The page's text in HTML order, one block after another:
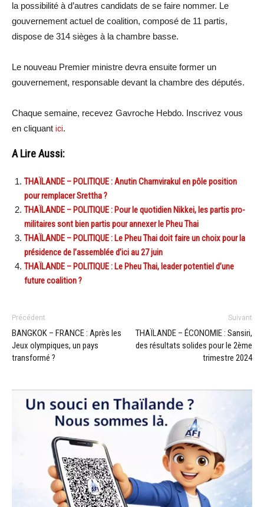
la possibilité à d’autres candidats de se faire nommer. Le
gouvernement actuel de coalition, composé de 11 partis,
dispose de 314 sièges à la chambre basse.
Le nouveau Premier ministre devra ensuite former un
gouvernement, responsable devant la chambre des députés.
Chaque semaine, recevez Gavroche Hebdo. Inscrivez vous
en cliquant ici.
A Lire Aussi:
THAÏLANDE – POLITIQUE : Anutin Charnvirakul en pôle position
pour remplacer Srettha ?
THAÏLANDE – POLITIQUE : Pour le quotidien Nikkei, les partis pro-
militaires sont bien partis pour annexer le Pheu Thai
THAÏLANDE – POLITIQUE : Le Pheu Thai doit faire un choix pour la
présidence de l’assemblée d’ici au 27 juin
THAÏLANDE – POLITIQUE : Le Pheu Thai, leader potentiel d’une
future coalition ?
Précédent
BANGKOK – FRANCE : Après les
Jeux olympiques, un pays
transformé ?
Suivant
THAÏLANDE – ÉCONOMIE : Sansiri,
des résultats solides pour le 2ème
trimestre 2024